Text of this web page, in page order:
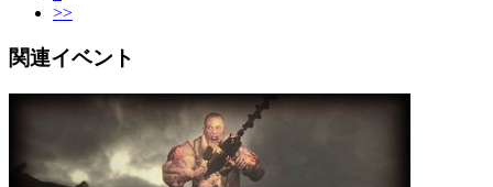
>>
関連イベント